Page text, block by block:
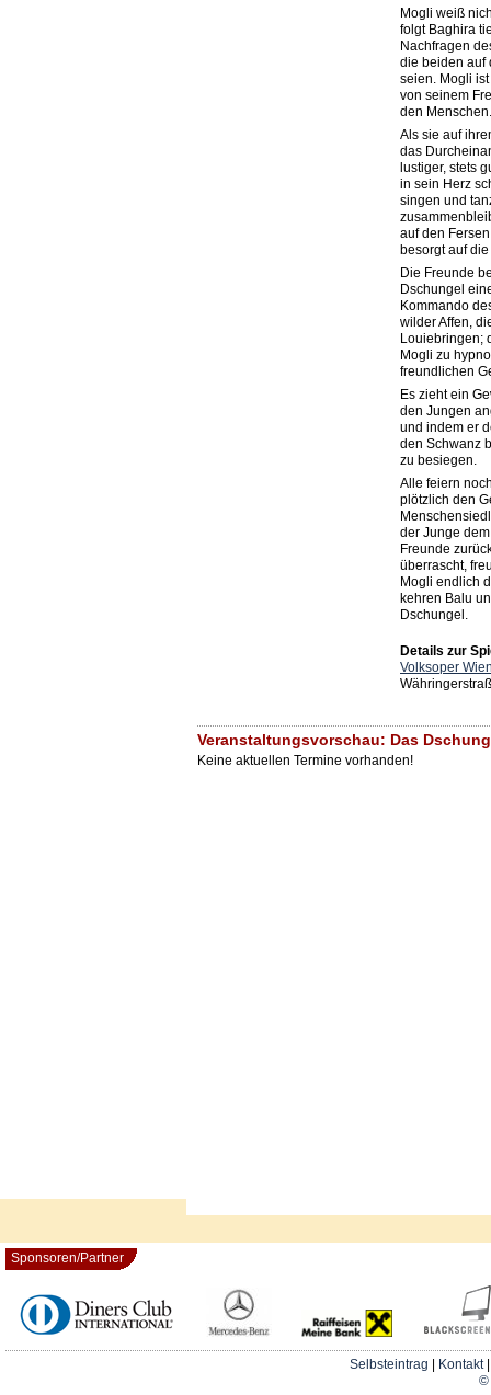
Mogli weiß
folgt Baghira
Nachfragen
die beiden auf
seien. Mogli
von seinem
den
Als sie auf
das
lustiger, stets
in sein Herz
singen und
auf den
besorgt auf
Die Freunde
Dschungel
Kommando
wilder Affen,
Louiebringen;
Mogli zu
freundlichen
Es zieht ein
den Jungen
und indem er
den Schwanz
zu besiegen.
Alle feiern
plötzlich den
der Junge
Freunde
überrascht,
Mogli endlich
kehren Balu
Dschungel.
Details zur
Volksoper
Veranstaltungsvorschau: Das
Keine aktuellen Termine vorhanden!
Sponsoren/Partner
Selbsteintrag Kontakt
©